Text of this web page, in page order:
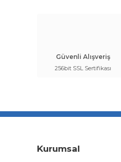
Güvenli Alışveriş
256bit SSL Sertifikası
Kurumsal